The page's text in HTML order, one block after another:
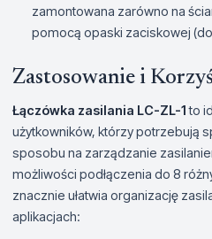
zamontowana zarówno na
pomocą opaski zaciskowej
Zastosowanie i
Łączówka zasilania LC-ZL-1to
użytkowników, którzy potrzebują
sposobu na zarządzanie
możliwości podłączenia do 8
znacznie ułatwia organizację
aplikacjach: